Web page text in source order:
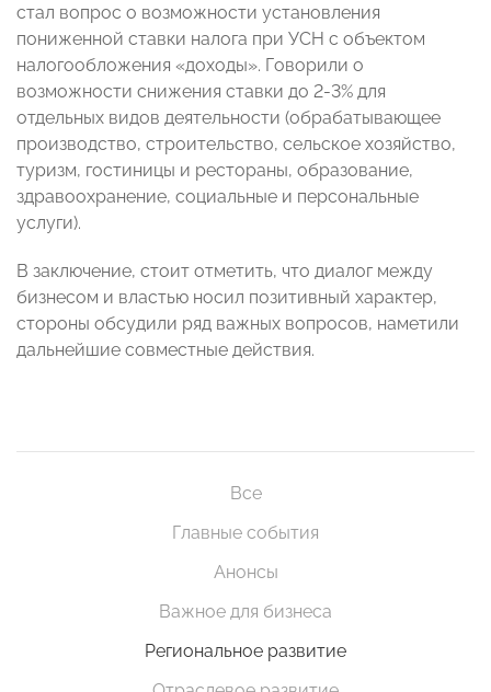
стал вопрос о возможности установления
пониженной ставки налога при УСН с объектом
налогообложения «доходы». Говорили о
возможности снижения ставки до 2-3% для
отдельных видов деятельности (обрабатывающее
производство, строительство, сельское хозяйство,
туризм, гостиницы и рестораны, образование,
здравоохранение, социальные и персональные
услуги).
В заключение, стоит отметить, что диалог между
бизнесом и властью носил позитивный характер,
стороны обсудили ряд важных вопросов, наметили
дальнейшие совместные действия.
Все
Главные события
Анонсы
Важное для бизнеса
Региональное развитие